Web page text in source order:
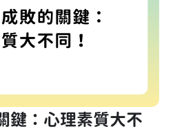
鍵：心理素質大不